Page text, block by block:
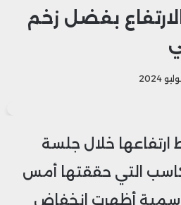
بفضل زخم
ارتفاعها خلال جلسة
التي حققتها أمس
أظهرت انخفاض